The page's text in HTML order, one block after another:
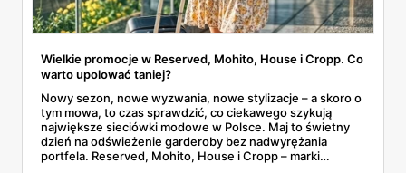
Wielkie promocje w Reserved, Mohito, House i Cropp. Co
warto upolować taniej?
Nowy sezon, nowe wyzwania, nowe stylizacje – a skoro o
tym mowa, to czas sprawdzić, co ciekawego szykują
największe sieciówki modowe w Polsce. Maj to świetny
dzień na odświeżenie garderoby bez nadwyrężania
portfela. Reserved, Mohito, House i Cropp – marki